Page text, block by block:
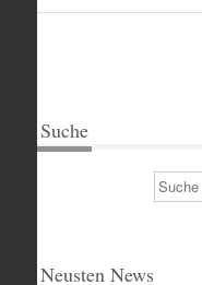
Suche
Suchen
Neusten News